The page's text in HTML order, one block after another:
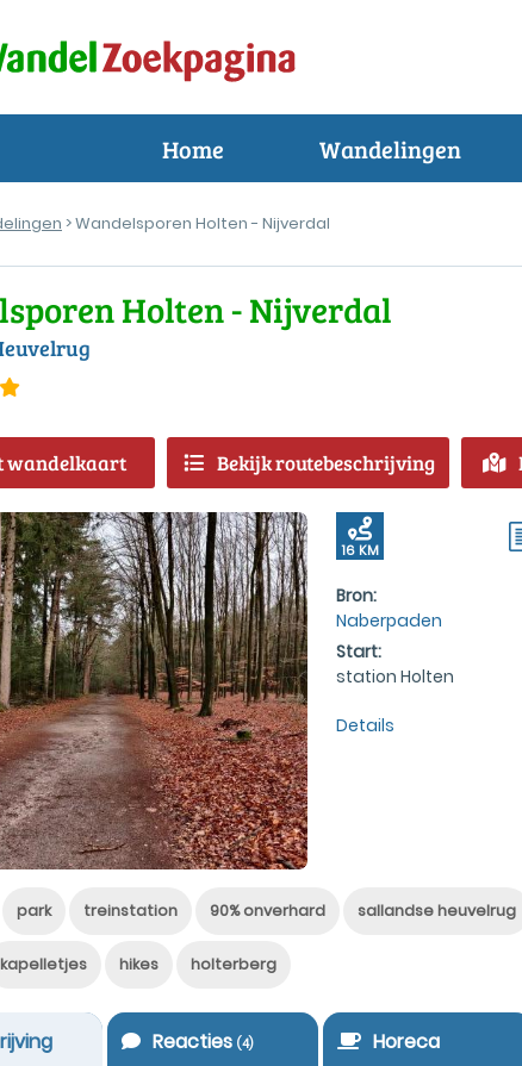
Home Wandelingen
> Wandelsporen Holten - Nijverdal
Holten - Nijverdal
wandelkaart Bekijk routebeschrijving
16 KM
Bron:
Naberpaden
Start:
station Holten
Details
park treinstation 90% onverhard sallandse heuvelrug
kapelletjes hikes holterberg
Reacties(4) Horeca